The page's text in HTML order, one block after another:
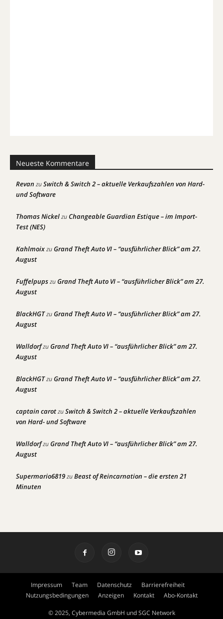
Neueste Kommentare
Revan zuSwitch & Switch 2 – aktuelle Verkaufszahlen von Hard-
und Software
Thomas NickelzuChangeable Guardian Estique – im Import-
Test (NES)
KahlmoixzuGrand Theft Auto VI – “ausführlicher Blick” am 27.
August
FuffelpupszuGrand Theft Auto VI – “ausführlicher Blick” am 27.
August
BlackHGTzuGrand Theft Auto VI – “ausführlicher Blick” am 27.
August
WalldorfzuGrand Theft Auto VI – “ausführlicher Blick” am 27.
August
BlackHGTzuGrand Theft Auto VI – “ausführlicher Blick” am 27.
August
captain carotzuSwitch & Switch 2 – aktuelle Verkaufszahlen
von Hard- und Software
WalldorfzuGrand Theft Auto VI – “ausführlicher Blick” am 27.
August
Supermario6819zuBeast of Reincarnation – die ersten 21
Minuten
Impressum Team Datenschutz
Barrierefreiheit
Nutzungsbedingungen
Anzeigen Kontakt Abo-Kontakt
© 2025, Cybermedia GmbH und SGC Network